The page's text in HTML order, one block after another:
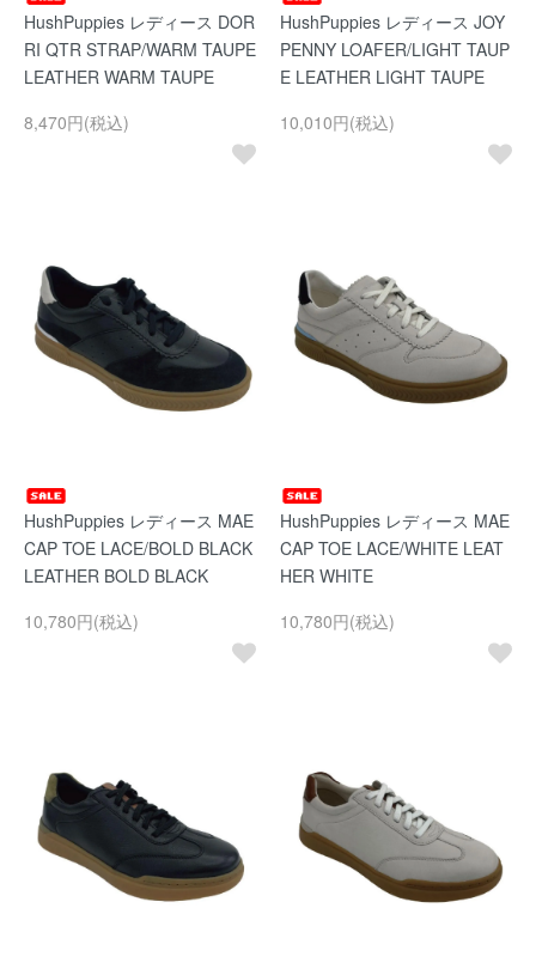
HushPuppies レディース DOR
RI QTR STRAP/WARM TAUPE
LEATHER WARM TAUPE
8,470円(税込)
HushPuppies レディース JOY
PENNY LOAFER/LIGHT TAUP
E LEATHER LIGHT TAUPE
10,010円(税込)
HushPuppies レディース MAE
CAP TOE LACE/BOLD BLACK
LEATHER BOLD BLACK
10,780円(税込)
HushPuppies レディース MAE
CAP TOE LACE/WHITE LEAT
HER WHITE
10,780円(税込)